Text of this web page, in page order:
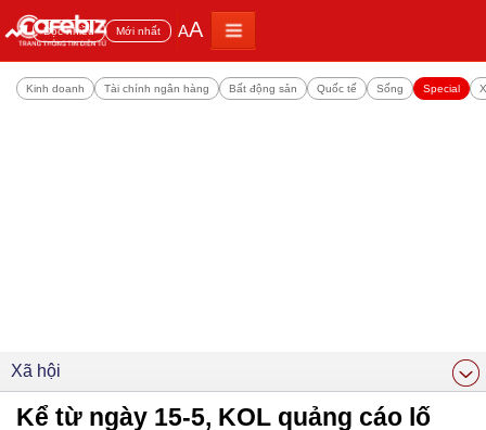
Đọc nhiều Mới nhất AA
Kinh doanh Tài chính ngân hàng Bất động sản Quốc tế Sống Special
Xã hội
Kể từ ngày 15-5, KOL quảng cáo lố